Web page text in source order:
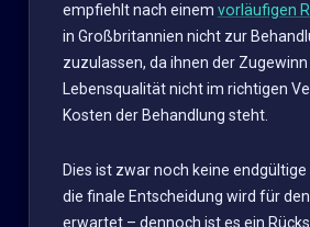
empfiehlt nach einem vorläufigen
in Großbritannien nicht zur
zuzulassen, da ihnen der Zugewinn
Lebensqualität nicht im richtigen
Kosten der Behandlung steht.
Dies ist zwar noch keine
die finale Entscheidung wird für
erwartet – dennoch ist es ein